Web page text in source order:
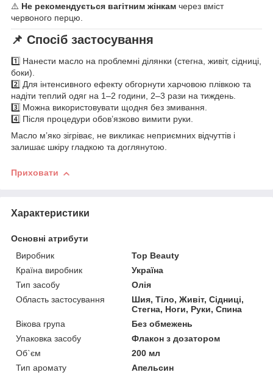
⚠️ Не рекомендується вагітним жінкам через вміст
червоного перцю.
📌 Спосіб застосування
1️⃣ Нанести масло на проблемні ділянки (стегна, живіт, сідниці,
боки).
2️⃣ Для інтенсивного ефекту обгорнути харчовою плівкою та
надіти теплий одяг на 1–2 години, 2–3 рази на тиждень.
3️⃣ Можна використовувати щодня без змивання.
4️⃣ Після процедури обов’язково вимити руки.
Масло м’яко зігріває, не викликає неприємних відчуттів і
залишає шкіру гладкою та доглянутою.
Приховати
Характеристики
Основні атрибути
Виробник
Top Beauty
Країна виробник
Україна
Тип засобу
Олія
Область застосування
Шия, Тіло, Живіт, Сідниці,
Стегна, Ноги, Руки, Спина
Вікова група
Без обмежень
Упаковка засобу
Флакон з дозатором
Об`єм
200 мл
Тип аромату
Апельсин